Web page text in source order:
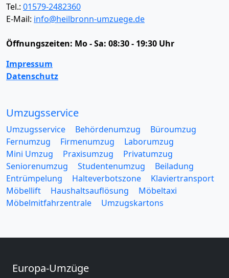
Tel.: 01579-2482360
E-Mail: info@heilbronn-umzuege.de
Öffnungszeiten: Mo - Sa: 08:30 - 19:30 Uhr
Impressum
Datenschutz
Umzugsservice
Umzugsservice Behördenumzug
Büroumzug
Fernumzug
Firmenumzug
Laborumzug
Mini Umzug
Praxisumzug
Privatumzug
Seniorenumzug
Studentenumzug
Beiladung
Entrümpelung
Halteverbotszone
Klaviertransport
Möbellift
Haushaltsauflösung
Möbeltaxi
Möbelmitfahrzentrale
Umzugskartons
Europa-Umzüge